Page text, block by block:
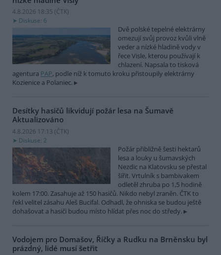
4.8.2026 18:35 (ČTK)
Diskuse: 6
Dvě polské tepelné elektrárny
omezují svůj provoz kvůli vlně
veder a nízké hladině vody v
řece Visle, kterou používají k
chlazení. Napsala to tisková
agentura PAP, podle níž k tomuto kroku přistoupily elektrárny
Kozienice a Polaniec.
Desítky hasičů likvidují požár lesa na Šumavě
Aktualizováno
4.8.2026 17:13 (ČTK)
Diskuse: 2
Požár přibližně šesti hektarů
lesa a louky u šumavských
Nezdic na Klatovsku se přestal
šířit. Vrtulník s bambivakem
odletěl zhruba po 1,5 hodině
kolem 17:00. Zasahuje až 150 hasičů. Nikdo nebyl zraněn. ČTK to
řekl velitel zásahu Aleš Bucifal. Odhadl, že ohniska se budou ještě
dohašovat a hasiči budou místo hlídat přes noc do středy.
Vodojem pro Domašov, Říčky a Rudku na Brněnsku byl
prázdný, lidé musí šetřit